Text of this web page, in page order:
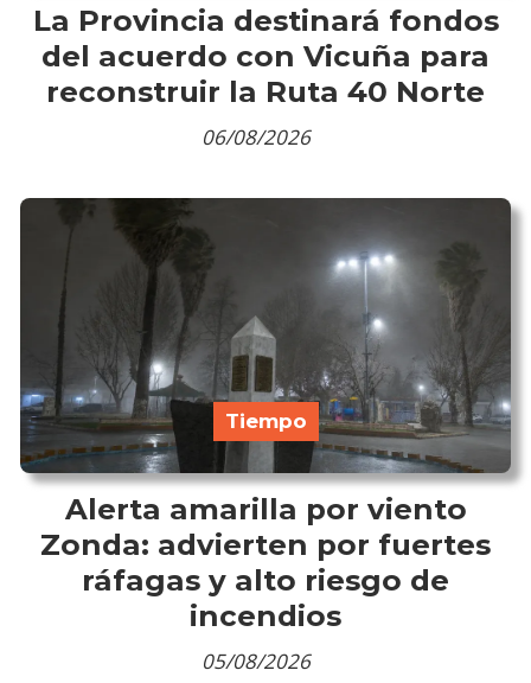
La Provincia destinará fondos
del acuerdo con Vicuña para
reconstruir la Ruta 40 Norte
06/08/2026
Alerta amarilla por viento
Zonda: advierten por fuertes
ráfagas y alto riesgo de
incendios
Tiempo
05/08/2026